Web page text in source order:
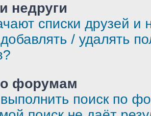
недруги
списки друзей и
/ удалять
форумам
поиск по